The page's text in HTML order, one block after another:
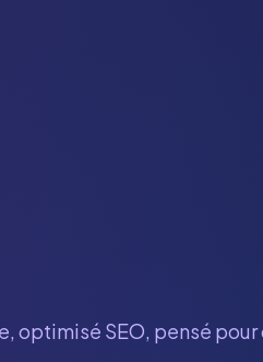
optimisé SEO, pensé pour